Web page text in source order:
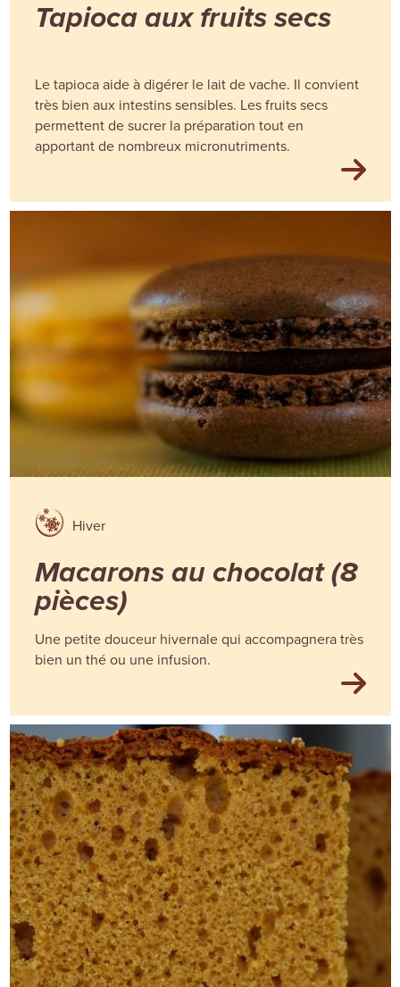
Tapioca aux fruits secs
Le tapioca aide à digérer le lait de vache. Il convient
très bien aux intestins sensibles. Les fruits secs
permettent de sucrer la préparation tout en
apportant de nombreux micronutriments.
Hiver
Macarons au chocolat (8
pièces)
Une petite douceur hivernale qui accompagnera très
bien un thé ou une infusion.